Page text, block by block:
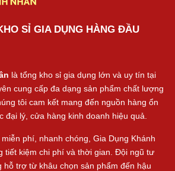
SỈ GIA DỤNG HÀNG ĐẦU
là tổng kho sỉ gia dụng lớn và uy tín tại
cung cấp đa dạng sản phẩm chất lượng
tôi cam kết mang đến nguồn hàng ổn
đại lý, cửa hàng kinh doanh hiệu quả.
phí, nhanh chóng, Gia Dụng Khánh
tiết kiệm chi phí và thời gian. Đội ngũ tư
hỗ trợ từ khâu chọn sản phẩm đến hậu